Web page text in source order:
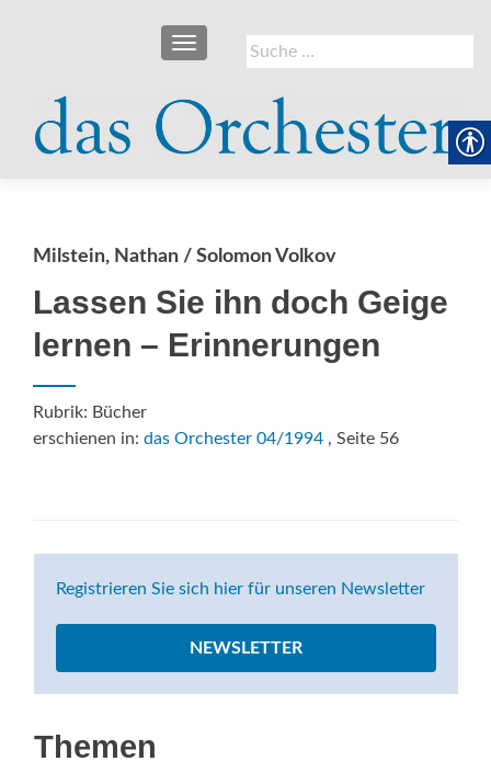
Suche
nach:
SCHALTE NAVIGATION
Milstein, Nathan / Solomon Volkov
Lassen Sie ihn doch Geige
lernen – Erinnerungen
Rubrik: Bücher
erschienen in: das Orchester 04/1994 , Seite 56
Registrieren Sie sich hier für unseren Newsletter
NEWSLETTER
Themen